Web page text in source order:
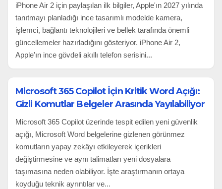
iPhone Air 2 için paylaşılan ilk bilgiler, Apple'ın 2027 yılında
tanıtmayı planladığı ince tasarımlı modelde kamera,
işlemci, bağlantı teknolojileri ve bellek tarafında önemli
güncellemeler hazırladığını gösteriyor. iPhone Air 2,
Apple'ın ince gövdeli akıllı telefon serisini...
Microsoft 365 Copilot İçin Kritik Word Açığı:
Gizli Komutlar Belgeler Arasında Yayılabiliyor
Microsoft 365 Copilot üzerinde tespit edilen yeni güvenlik
açığı, Microsoft Word belgelerine gizlenen görünmez
komutların yapay zekâyı etkileyerek içerikleri
değiştirmesine ve aynı talimatları yeni dosyalara
taşımasına neden olabiliyor. İşte araştırmanın ortaya
koyduğu teknik ayrıntılar ve...